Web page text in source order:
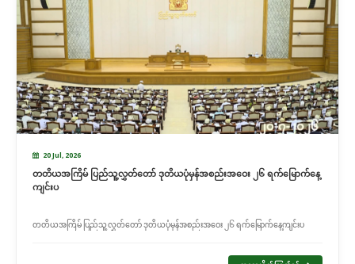
20 Jul, 2026
တတိယအကြိမ် ပြည်သူ့လွှတ်တော် ဒုတိယပုံမှန်အစည်းအဝေး ၂၆ ရက်မြောက်နေ့
ကျင်းပ
တတိယအကြိမ် ပြည်သူ့လွှတ်တော် ဒုတိယပုံမှန်အစည်းအဝေး ၂၆ ရက်မြောက်နေ့ကျင်းပ